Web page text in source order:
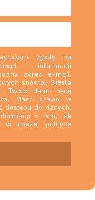
zgodę na
informacji
adres e-mail.
snów.pl, Siesta
Twoje dane będą
Masz prawo w
dostępu do danych,
o tym, jak
w naszej polityce